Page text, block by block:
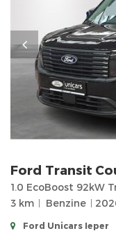
Ford Transit
1.0 EcoBoost 92kW
3 km
Benzine
Ford Unicars Ieper